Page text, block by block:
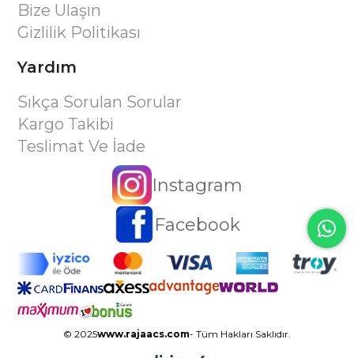
Bize Ulaşın
Gizlilik Politikası
Yardım
Sıkça Sorulan Sorular
Kargo Takibi
Teslimat Ve İade
Instagram
Facebook
© 2025www.rajaacs.com- Tüm Hakları Saklıdır.